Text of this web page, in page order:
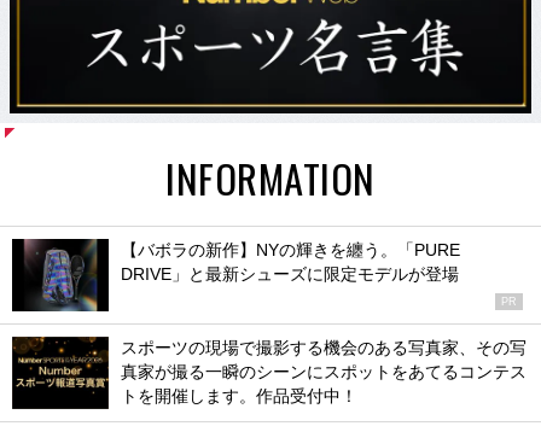
INFORMATION
【バボラの新作】NYの輝きを纏う。「PURE
DRIVE」と最新シューズに限定モデルが登場
PR
スポーツの現場で撮影する機会のある写真家、その写
真家が撮る一瞬のシーンにスポットをあてるコンテス
トを開催します。作品受付中！